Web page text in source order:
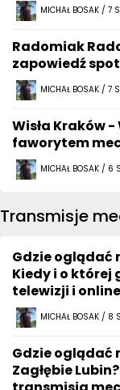
MICHAŁ BOSAK / 7
Radomiak
zapowiedź
MICHAŁ BOSAK / 7
Wisła Kraków -
faworytem
MICHAŁ BOSAK /
Transmisje
Gdzie oglądać
Kiedy i o której
telewizji i
MICHAŁ BOSAK / 8
Gdzie oglądać
Zagłębie